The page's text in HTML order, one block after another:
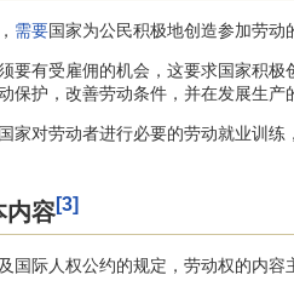
需要国家为公民积极地创造参加劳动
有受雇佣的机会，这要求国家积极
保护，改善劳动条件，并在发展生产
对劳动者进行必要的劳动就业训练
内容[3]
际人权公约的规定，劳动权的内容